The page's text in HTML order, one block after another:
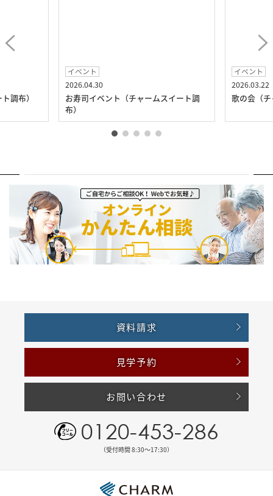
調布）
イベント
2026.04.30
お寿司イベント（チャームスイート調
布）
イベント
2026.03.22
歌の会（
資料請求
見学予約
お問い合わせ
0120-453-286
（受付時間 8:30〜17:30）